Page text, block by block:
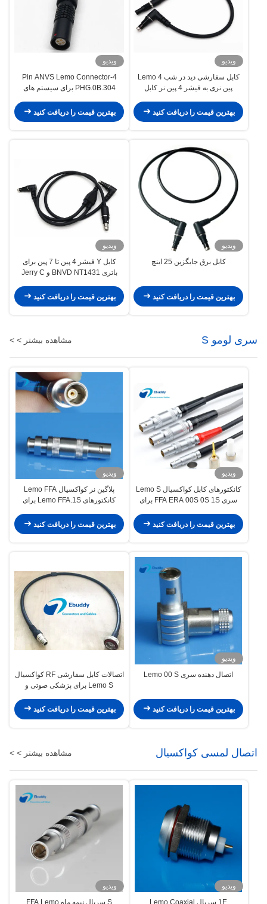
ویدیو
کابل سفارشی دید در شب Lemo 4
پین نری به فیشر 4 پین نر کابل
بهترین قیمت را دریافت کنید
ویدیو
4-Pin ANVS Lemo Connector
PHG.0B.304 برای سیستم های
بهترین قیمت را دریافت کنید
ویدیو
کابل برق جایگزین 25 اینچ
بهترین قیمت را دریافت کنید
ویدیو
کابل Y فیشر 4 پین تا 7 پین برای
باتری BNVD NT1431 و Jerry C
بهترین قیمت را دریافت کنید
سری لومو S مشاهده بیشتر > >
ویدیو
کانکتورهای کابل کواکسیال Lemo S
سری FFA ERA 00S 0S 1S برای
بهترین قیمت را دریافت کنید
ویدیو
پلاگین نر کواکسیال Lemo FFA
کانکتورهای Lemo FFA.1S برای
بهترین قیمت را دریافت کنید
ویدیو
اتصال دهنده سری Lemo 00 S
بهترین قیمت را دریافت کنید
اتصالات کابل سفارشی RF کواکسیال
Lemo S برای پزشکی صوتی و
بهترین قیمت را دریافت کنید
اتصال لمسی کواکسیال مشاهده بیشتر > >
ویدیو
1E سریال Lemo Coaxial
ویدیو
S سریال نیمه ماه FFA Lemo